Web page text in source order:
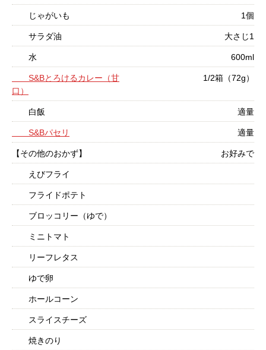
じゃがいも 1個
サラダ油 大さじ1
水 600ml
S&Bとろけるカレー（甘
口）
1/2箱（72g）
白飯 適量
S&Bパセリ 適量
【その他のおかず】 お好みで
えびフライ
フライドポテト
ブロッコリー（ゆで）
ミニトマト
リーフレタス
ゆで卵
ホールコーン
スライスチーズ
焼きのり